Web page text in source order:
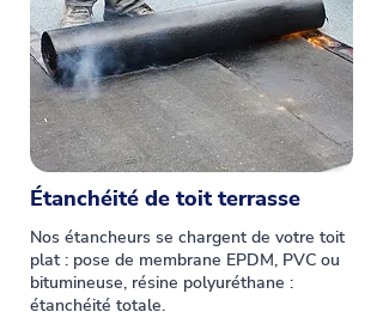
Étanchéité de toit terrasse
Nos étancheurs se chargent de votre toit
plat : pose de membrane EPDM, PVC ou
bitumineuse, résine polyuréthane :
étanchéité totale.